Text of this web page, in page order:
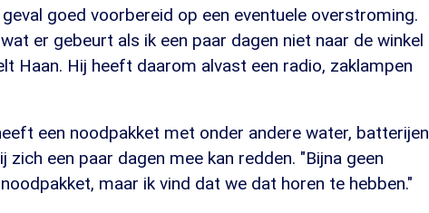
goed voorbereid op een eventuele overstroming.
er gebeurt als ik een paar dagen niet naar de winkel
Haan. Hij heeft daarom alvast een radio, zaklampen
een noodpakket met onder andere water, batterijen
zich een paar dagen mee kan redden. "Bijna geen
maar ik vind dat we dat horen te hebben."